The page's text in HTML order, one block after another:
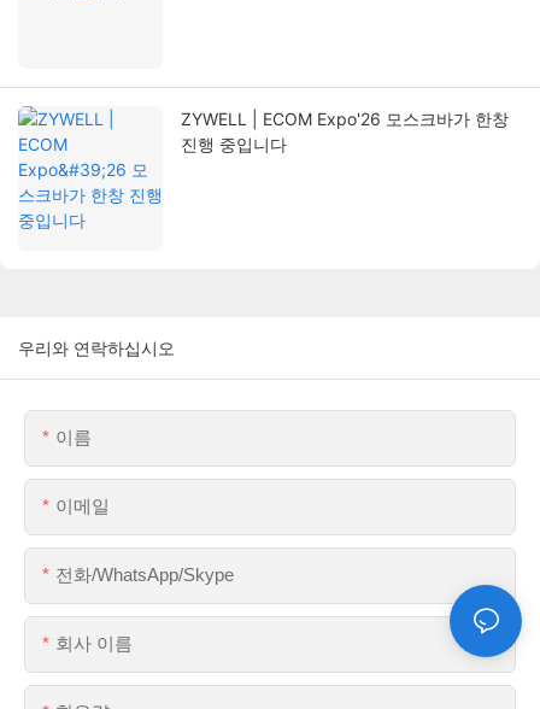
ZYWELL | ECOM Expo'26 모스크바가 한창
진행 중입니다
우리와 연락하십시오
이름
이메일
전화/WhatsApp/Skype
회사 이름